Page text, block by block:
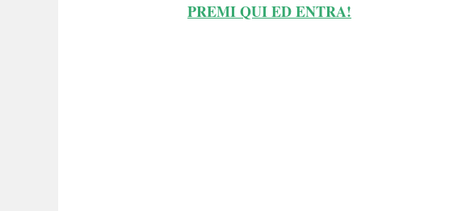
PREMI QUI ED ENTRA!